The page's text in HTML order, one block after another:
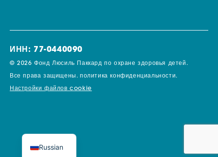
ИНН: 77-0440090
© 2026 Фонд Люсиль Паккард по охране здоровья детей.
Все права защищены. политика конфиденциальности.
Настройки файлов cookie
Russian